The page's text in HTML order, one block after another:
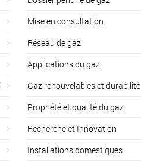
Mise en consultation
Réseau de gaz
Applications du gaz
Gaz renouvelables et durabilité
Propriété et qualité du gaz
Recherche et Innovation
Installations domestiques